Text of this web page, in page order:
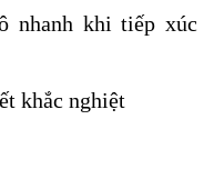
nhanh khi tiếp xúc
khắc nghiệt